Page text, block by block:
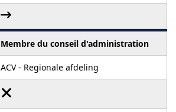
Membre du conseil d'administration
ACV - Regionale afdeling